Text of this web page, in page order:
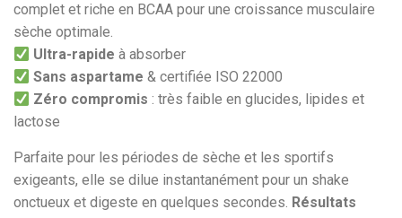
complet et riche en BCAA pour une croissance musculaire
sèche optimale.
Ultra-rapide à absorber
Sans aspartame & certifiée ISO 22000
Zéro compromis : très faible en glucides, lipides et
lactose
Parfaite pour les périodes de sèche et les sportifs
exigeants, elle se dilue instantanément pour un shake
onctueux et digeste en quelques secondes. Résultats